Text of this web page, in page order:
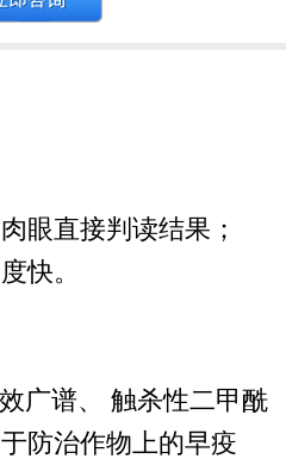
眼直接判读结果；
快。
谱、 触杀性二甲酰
防治作物上的早疫